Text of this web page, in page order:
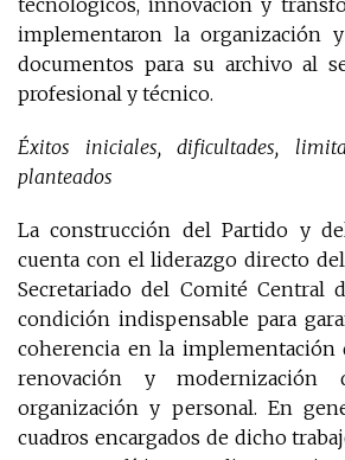
implementaron la organización
documentos para su archivo al
profesional y técnico.
Éxitos iniciales, dificultades,
planteados
La construcción del Partido y
cuenta con el liderazgo directo
Secretariado del Comité Central
condición indispensable para
coherencia en la implementación
renovación y
organización y personal. En
cuadros encargados de dicho